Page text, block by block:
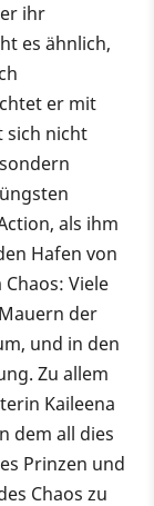
ihr
es ähnlich,
er mit
sich nicht
als ihm
Hafen von
Viele
der
und in den
Zu allem
Kaileena
dem all dies
Prinzen und
Chaos zu